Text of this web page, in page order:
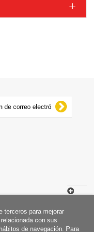
terceros para mejorar
con sus
de navegación. Para